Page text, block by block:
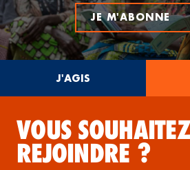
JE M'ABONNE
J'AGIS
VOUS
REJOINDRE ?